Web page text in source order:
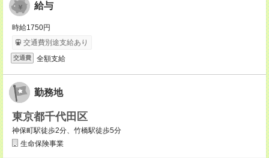
給与
時給1750円
交通費別途支給あり
交通費 全額支給
勤務地
東京都千代田区
神保町駅徒歩2分、竹橋駅徒歩5分
生命保険事業